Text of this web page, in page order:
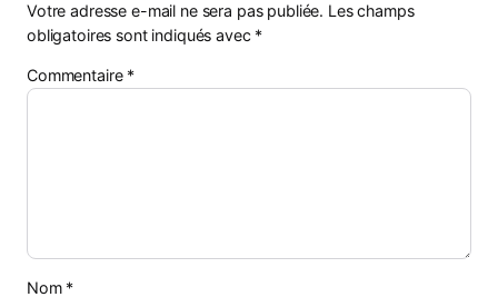
Votre adresse e-mail ne sera pas publiée. Les champs
obligatoires sont indiqués avec *
Commentaire *
Nom *